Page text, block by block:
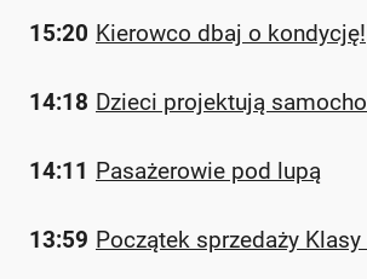
15:20 Kierowco dbaj o kondycję!
14:18 Dzieci projektują
14:11 Pasażerowie pod lupą
13:59 Początek sprzedaży Klasy